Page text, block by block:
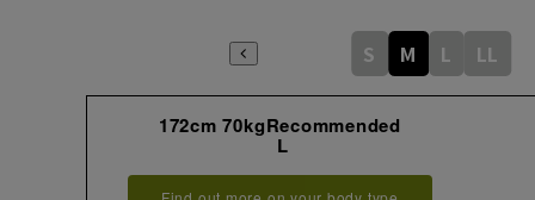
S M L LL
172cm 70kgRecommended
L